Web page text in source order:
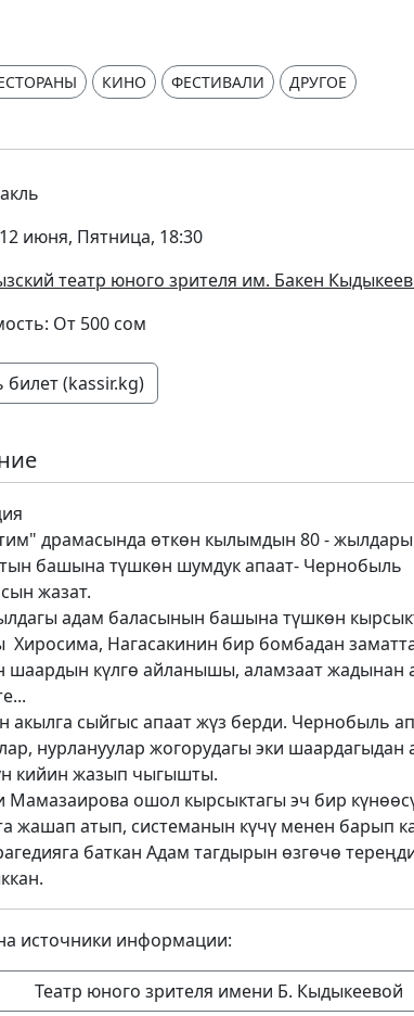
КИНО ФЕСТИВАЛИ ДРУГОЕ
июня, Пятница, 18:30
театр юного зрителя им. Бакен
От 500 сом
билет (kassir.kg)
драмасында өткөн кылымдын 80 -
башына түшкөн шумдук апаат- Чернобыль
жазат.
адам баласынын башына түшкөн
Хиросима, Нагасакинин бир бомбадан
шаардын күлгө айланышы, аламзаат жадынан
акылга сыйгыс апаат жүз берди. Чернобыль
нурлануулар жогорудагы эки
кийин жазып чыгышты.
ошол кырсыктагы эч бир
жашап атып, системанын күчү менен барып
баткан Адам тагдырын өзгөчө
источники информации:
Театр юного зрителя имени Б. Кыдыкеевой